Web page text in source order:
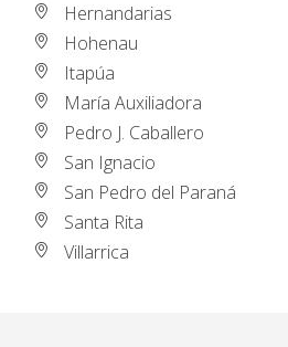
Hernandarias
Hohenau
Itapúa
María Auxiliadora
Pedro J. Caballero
San Ignacio
San Pedro del Paraná
Santa Rita
Villarrica